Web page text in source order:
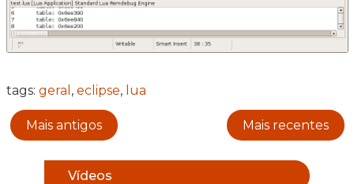
tags: geral , eclipse, lua
Mais antigos Mais recentes
Vídeos